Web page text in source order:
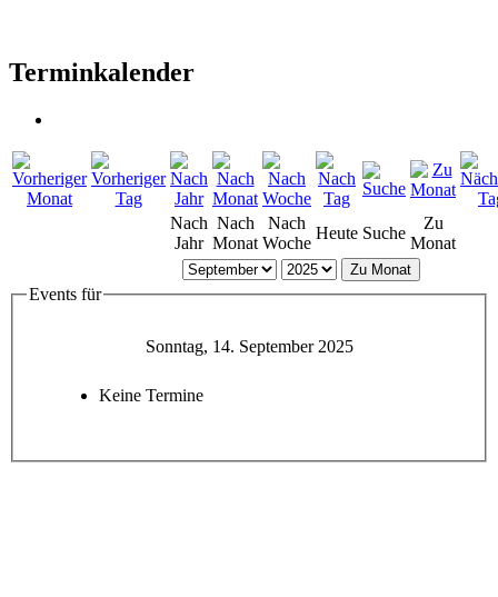
Terminkalender
Nach
Jahr
Nach
Monat
Nach
Woche
Heute Suche
Zu
Monat
Zu Monat
Events für
Sonntag, 14. September 2025
Keine Termine